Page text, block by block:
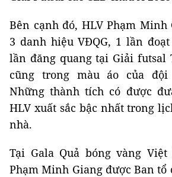
Bên cạnh đó, HLV Phạm Minh
3 danh hiệu VĐQG, 1 lần
lần đăng quang tại Giải futsal
cũng trong màu áo của đội
Những thành tích có được
HLV xuất sắc bậc nhất trong
nhà.
Tại Gala Quả bóng vàng Việt
Phạm Minh Giang được Ban